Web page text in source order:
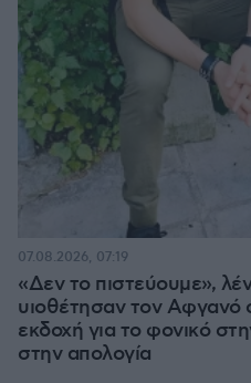
«Δεν το πιστεύουμε»,
υιοθέτησαν τον Αφγανό
εκδοχή για το φονικό
στην απολογία
07.08.2026, 07:19